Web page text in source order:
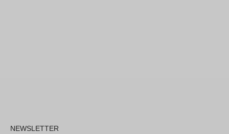
NEWSLETTER